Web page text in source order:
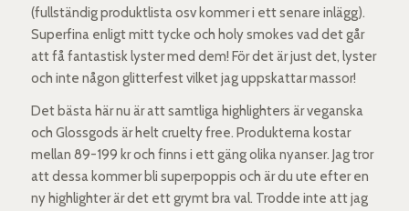
(fullständig produktlista osv kommer i ett senare inlägg).
Superfina enligt mitt tycke och holy smokes vad det går
att få fantastisk lyster med dem! För det är just det, lyster
och inte någon glitterfest vilket jag uppskattar massor!
Det bästa här nu är att samtliga highlighters är veganska
och Glossgods är helt cruelty free. Produkterna kostar
mellan 89-199 kr och finns i ett gäng olika nyanser. Jag tror
att dessa kommer bli superpoppis och är du ute efter en
ny highlighter är det ett grymt bra val. Trodde inte att jag